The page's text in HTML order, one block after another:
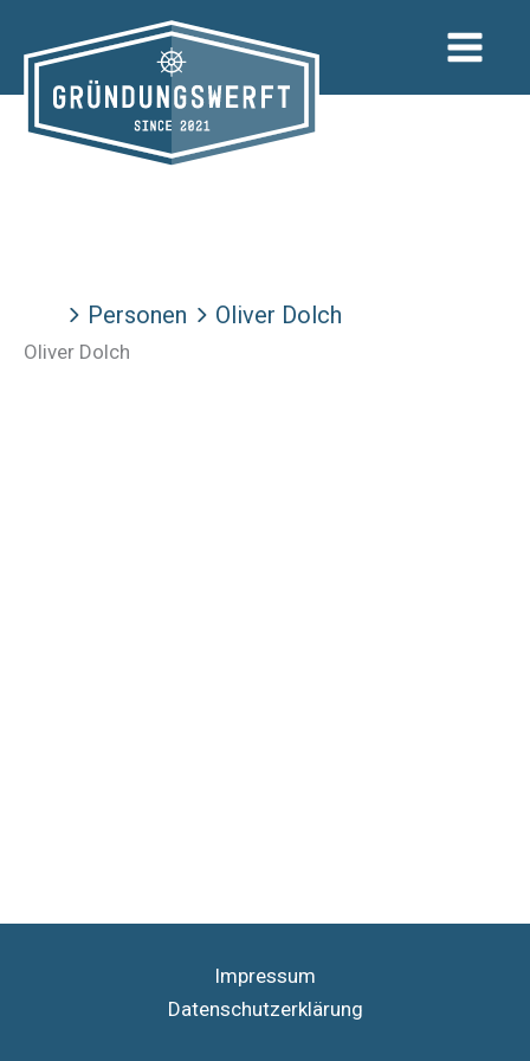
Inhalt
springen
Personen Oliver Dolch
Oliver Dolch
Impressum
Datenschutzerklärung